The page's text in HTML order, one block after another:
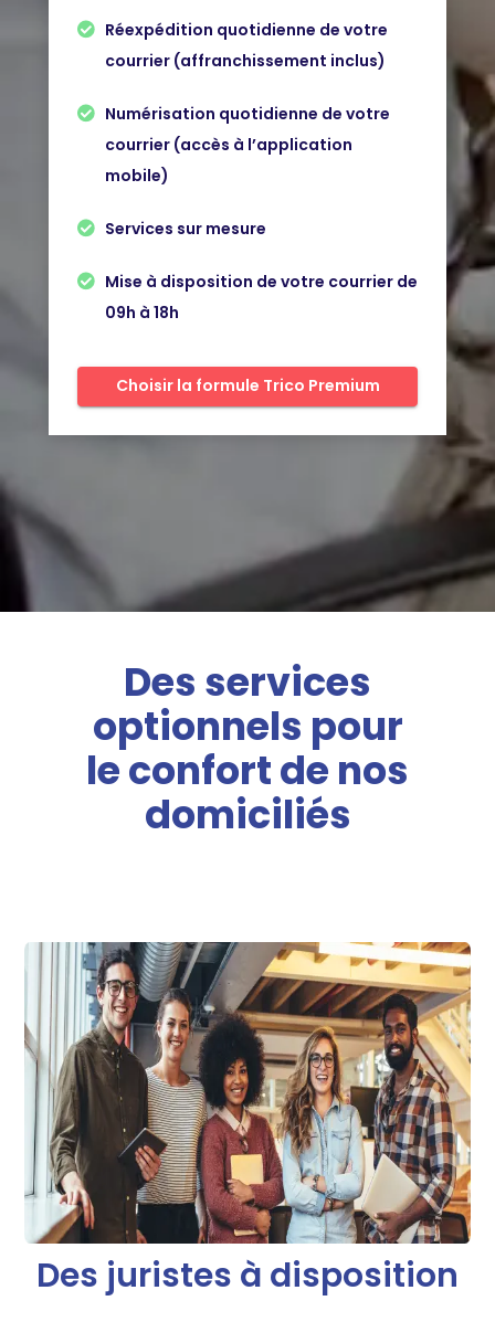
Réexpédition quotidienne de votre
courrier (affranchissement inclus)
Numérisation quotidienne de votre
courrier (accès à l’application
mobile)
Services sur mesure
Mise à disposition de votre courrier de
09h à 18h
Choisir la formule Trico Premium
Des services
optionnels pour
le confort de nos
domiciliés
Des juristes à disposition